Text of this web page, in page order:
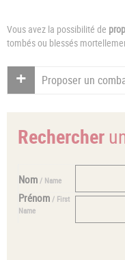
Vous avez la possibilité de
tombés ou blessés
Proposer un
Rechercher
Nom / Name
Prénom / First
Name